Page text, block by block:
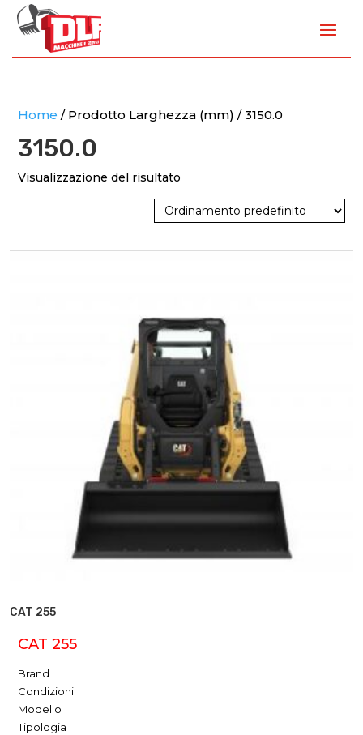
Home / Prodotto Larghezza (mm) / 3150.0
3150.0
Visualizzazione del risultato
CAT 255
CAT 255
Brand
Condizioni
Modello
Tipologia